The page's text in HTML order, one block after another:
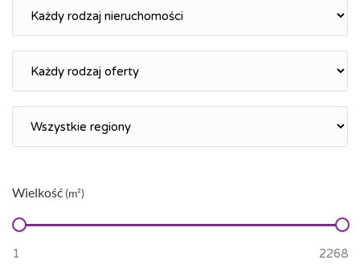
Wielkość (m²)